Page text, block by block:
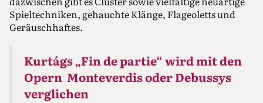
Spieltechniken, gehauchte Klänge, Flageoletts und
Geräuschhaftes.
Kurtágs „Fin de partie“ wird mit den
Opern Monteverdis oder Debussys
verglichen